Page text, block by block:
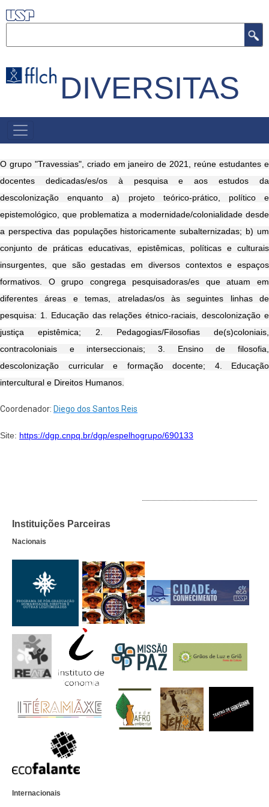
Pular
para
principal
DIVERSITAS
PRIMARY
LINKS
O grupo "Travessias", criado em janeiro de 2021, reúne estudantes e
docentes dedicadas/es/os à pesquisa e aos estudos da
descolonização enquanto a) projeto teórico-prático, político e
epistemológico, que problematiza a modernidade/colonialidade desde
a perspectiva das populações historicamente subalternizadas; b) um
conjunto de práticas educativas, epistêmicas, políticas e culturais
insurgentes, que são gestadas em diversos contextos e espaços
formativos. O grupo congrega pesquisadoras/es que atuam em
diferentes áreas e temas, atreladas/os às seguintes linhas de
pesquisa: 1. Educação das relações étnico-raciais, descolonização e
justiça epistêmica; 2. Pedagogias/Filosofias de(s)coloniais,
contracoloniais e interseccionais; 3. Ensino de filosofia,
descolonização curricular e formação docente; 4. Educação
intercultural e Direitos Humanos.
Coordenador: Diego dos Santos Reis
Site: https://dgp.cnpq.br/dgp/espelhogrupo/690133
Instituições Parceiras
Nacionais
Internacionais